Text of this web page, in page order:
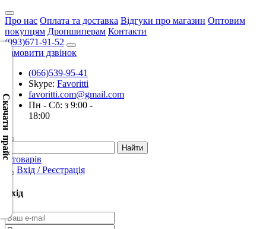
Про нас Оплата та доставка Відгуки про магазин Оптовим
покупцям Дропшиперам Контакти
(093)671-91-52
Замовити дзвінок
(066)539-95-41
Skype: Favoritti
favoritti.com@gmail.com
Пн - Сб: з 9:00 -
18:00
0 товарів
Вхід / Реєстрація
Вхід
Скачати прайс
Скачать
XML
(Розн.)
Скачать
XML
(Опт)
CSV